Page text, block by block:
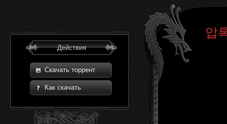
Действия
Скачать торрент
Как скачать
압